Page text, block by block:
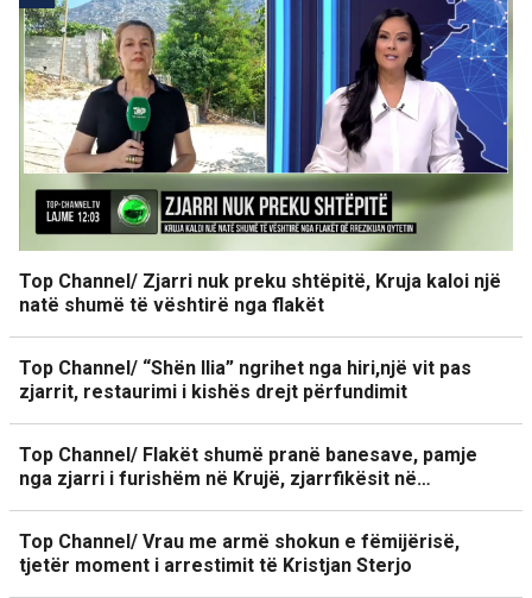
Top Channel/ Zjarri nuk preku shtëpitë, Kruja kaloi një
natë shumë të vështirë nga flakët
Top Channel/ “Shën Ilia” ngrihet nga hiri,një vit pas
zjarrit, restaurimi i kishës drejt përfundimit
Top Channel/ Flakët shumë pranë banesave, pamje
nga zjarri i furishëm në Krujë, zjarrfikësit në…
Top Channel/ Vrau me armë shokun e fëmijërisë,
tjetër moment i arrestimit të Kristjan Sterjo